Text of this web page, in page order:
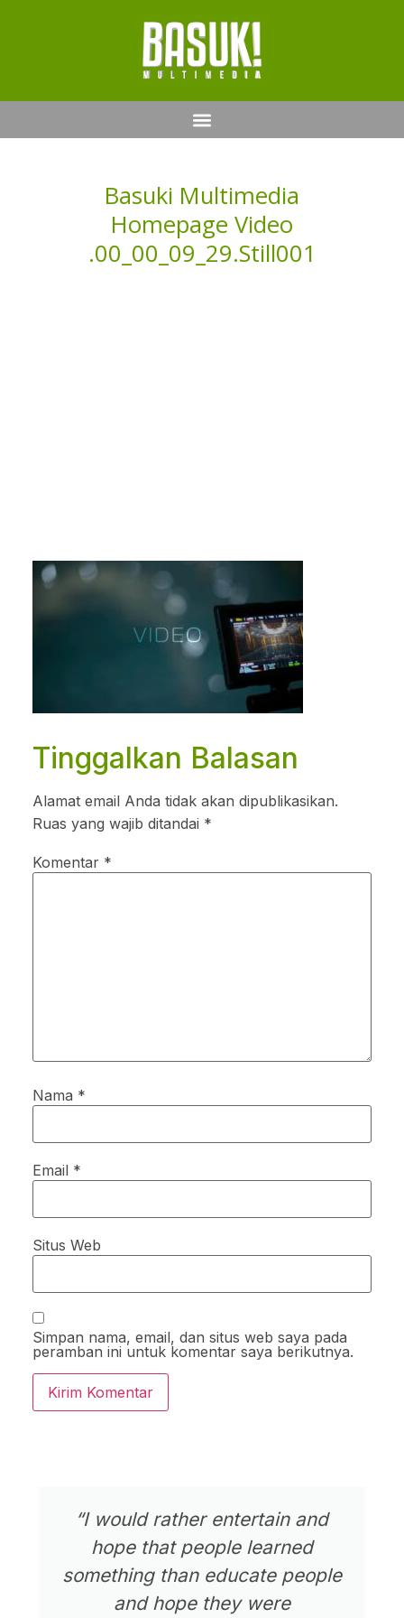
Basuki Multimedia
Homepage Video
.00_00_09_29.Still001
Tinggalkan Balasan
Alamat email Anda tidak akan dipublikasikan.
Ruas yang wajib ditandai *
Komentar *
Nama *
Email *
Situs Web
Simpan nama, email, dan situs web saya pada
peramban ini untuk komentar saya berikutnya.
“I would rather entertain and
hope that people learned
something than educate people
and hope they were